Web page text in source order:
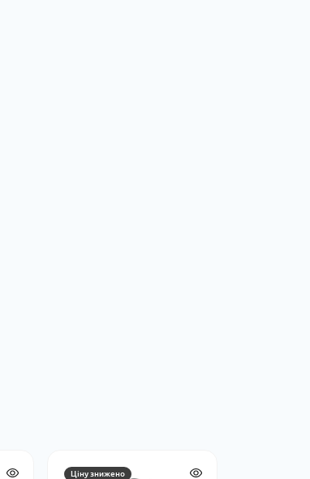
Ціну знижено